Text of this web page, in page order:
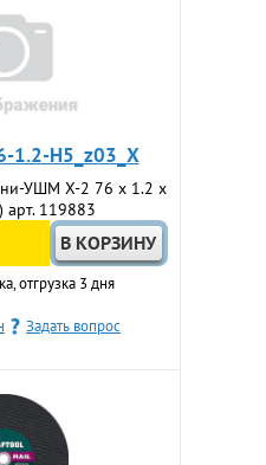
1.2-H5_z03_X
УШМ Х-2 76 х 1.2 х
119883
отгрузка 3 дня
Задать вопрос